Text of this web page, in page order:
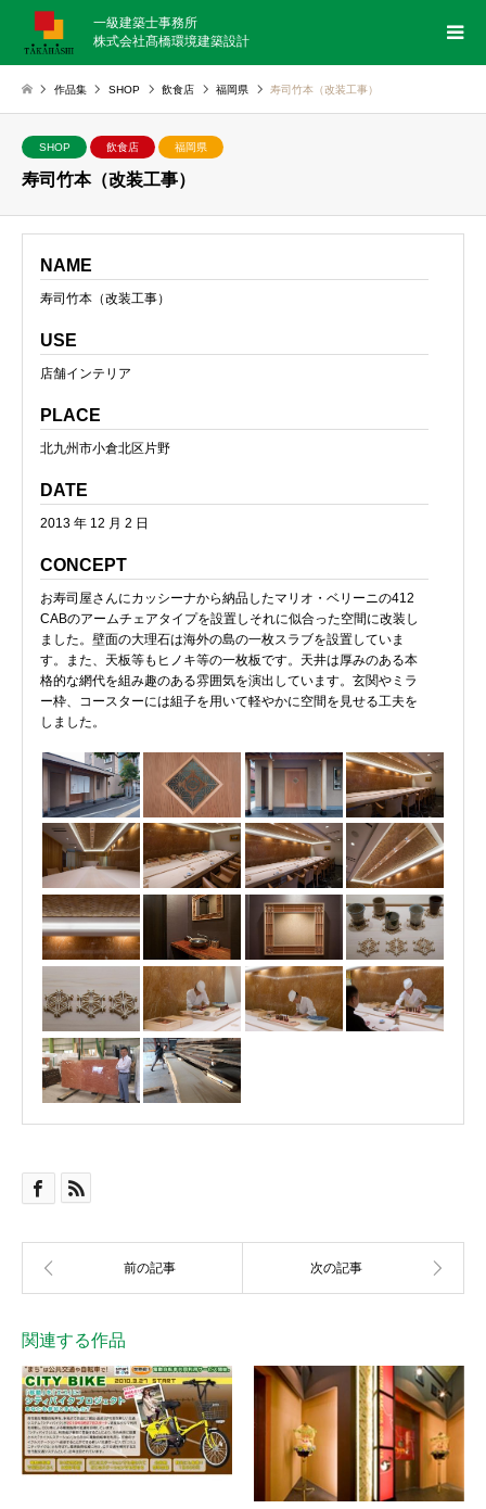
一級建築士事務所
株式会社髙橋環境建築設計
作品集 SHOP 飲食店 福岡県 寿司竹本（改装工事）
SHOP 飲食店 福岡県
寿司竹本（改装工事）
NAME
寿司竹本（改装工事）
USE
店舗インテリア
PLACE
北九州市小倉北区片野
DATE
2013 年 12 月 2 日
CONCEPT
お寿司屋さんにカッシーナから納品したマリオ・ベリーニの412
CABのアームチェアタイプを設置しそれに似合った空間に改装し
ました。壁面の大理石は海外の島の一枚スラブを設置していま
す。また、天板等もヒノキ等の一枚板です。天井は厚みのある本
格的な網代を組み趣のある雰囲気を演出しています。玄関やミラ
ー枠、コースターには組子を用いて軽やかに空間を見せる工夫を
しました。
関連する作品